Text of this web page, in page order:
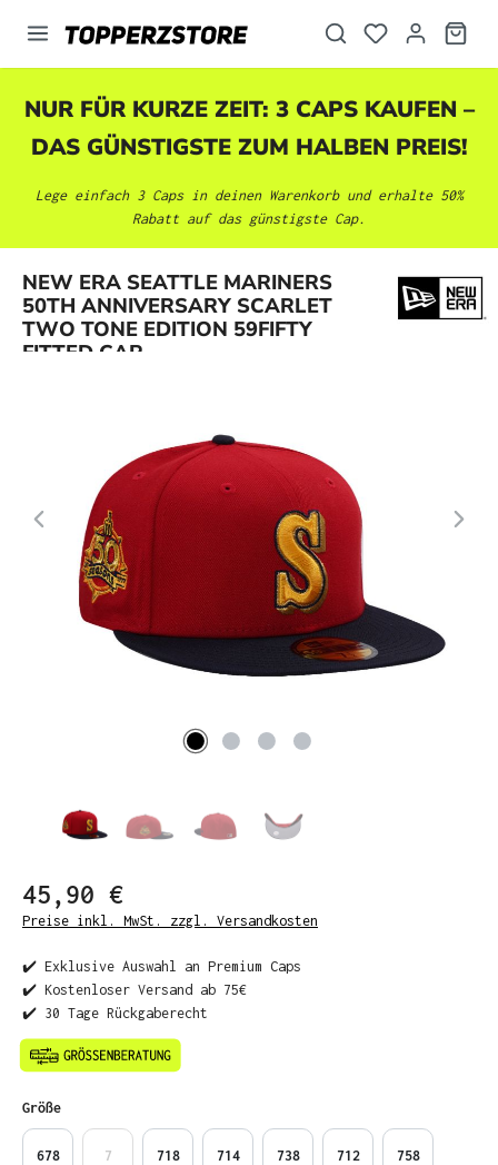
springen
NUR FÜR KURZE ZEIT: 3 CAPS KAUFEN –
DAS GÜNSTIGSTE ZUM HALBEN PREIS!
Lege einfach 3 Caps in deinen Warenkorb und erhalte 50%
Rabatt auf das günstigste Cap.
NEW ERA SEATTLE MARINERS
50TH ANNIVERSARY SCARLET
TWO TONE EDITION 59FIFTY
FITTED CAP
Bildergalerie überspringen
45,90 €
Preise inkl. MwSt. zzgl. Versandkosten
✔️ Exklusive Auswahl an Premium Caps
✔️ Kostenloser Versand ab 75€
✔️ 30 Tage Rückgaberecht
Größeauswählen
678 7 718 714 738 712 758